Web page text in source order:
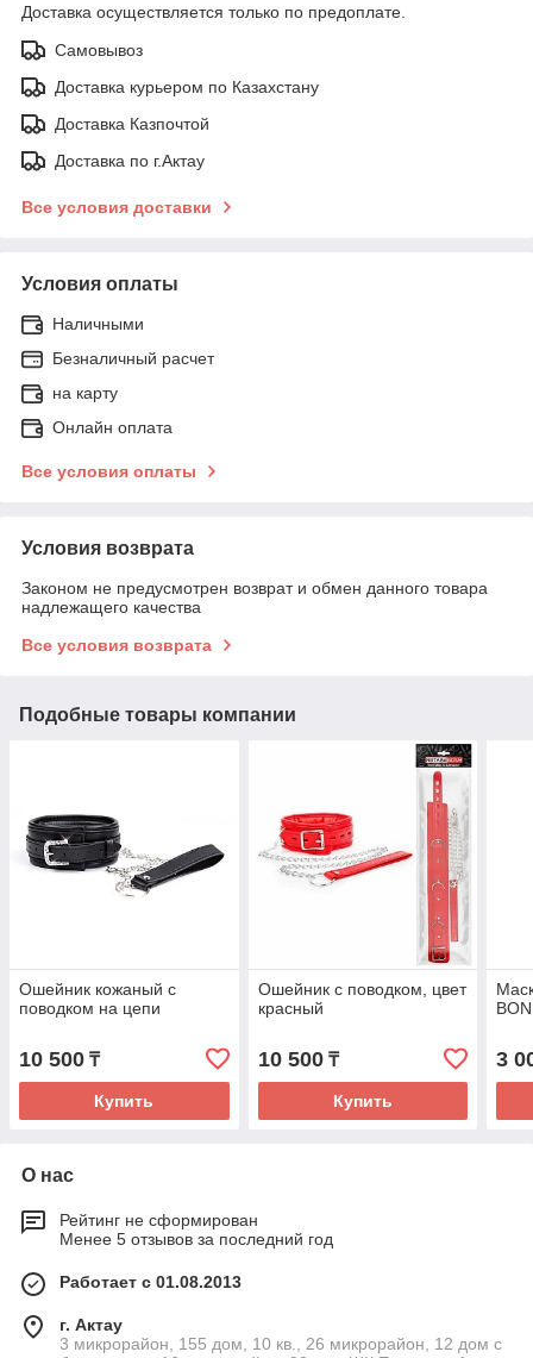
Доставка осуществляется только по предоплате.
Самовывоз
Доставка курьером по Казахстану
Доставка Казпочтой
Доставка по г.Актау
Все условия доставки
Условия оплаты
Наличными
Безналичный расчет
на карту
Онлайн оплата
Все условия оплаты
Условия возврата
Законом не предусмотрен возврат и обмен данного товара
надлежащего качества
Все условия возврата
Подобные товары компании
Ошейник кожаный с
поводком на цепи
10 500 ₸
Купить
Ошейник с поводком, цвет
красный
10 500₸
Купить
3
О нас
Рейтинг не сформирован
Менее 5 отзывов за последний год
Работает с 01.08.2013
г. Актау
3 микрорайон, 155 дом, 10 кв., 26 микрорайон, 12 дом с